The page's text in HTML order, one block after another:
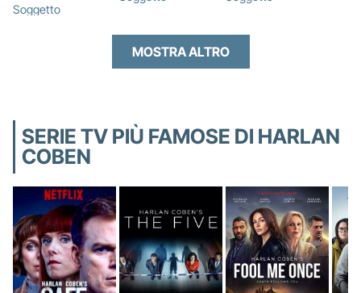
Soggetto
MOSTRA ALTRO
SERIE TV PIÙ FAMOSE DI HARLAN
COBEN